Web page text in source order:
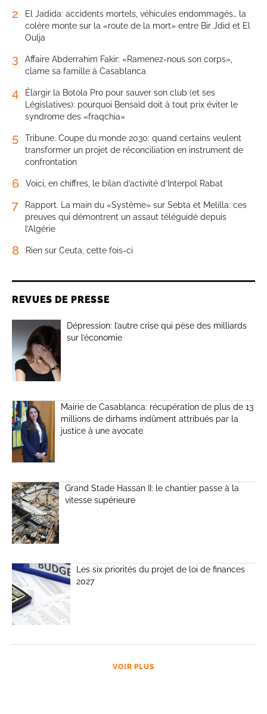
2
El Jadida: accidents mortels, véhicules endommagés… la
colère monte sur la «route de la mort» entre Bir Jdid et El
Oulja
3
Affaire Abderrahim Fakir: «Ramenez-nous son corps»,
clame sa famille à Casablanca
4
Élargir la Botola Pro pour sauver son club (et ses
Législatives): pourquoi Bensaïd doit à tout prix éviter le
syndrome des «fraqchia»
5
Tribune. Coupe du monde 2030: quand certains veulent
transformer un projet de réconciliation en instrument de
confrontation
6 Voici, en chiffres, le bilan d’activité d’Interpol Rabat
7
Rapport. La main du «Système» sur Sebta et Melilla: ces
preuves qui démontrent un assaut téléguidé depuis
l’Algérie
8 Rien sur Ceuta, cette fois-ci
REVUES DE PRESSE
Dépression: l’autre crise qui pèse des milliards
sur l’économie
Mairie de Casablanca: récupération de plus de 13
millions de dirhams indûment attribués par la
justice à une avocate
Grand Stade Hassan II: le chantier passe à la
vitesse supérieure
Les six priorités du projet de loi de finances
2027
VOIR PLUS